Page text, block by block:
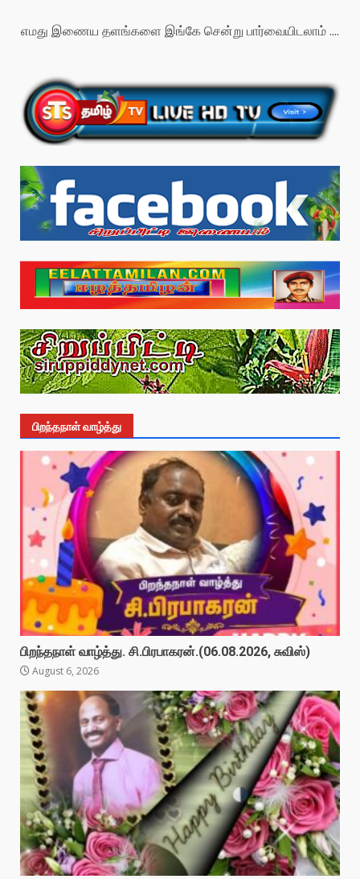
எமது இணைய தளங்களை இங்கே சென்று பார்வையிடலாம் ....
பிறந்தநாள் வாழ்த்து
பிறந்தநாள் வாழ்த்து. சி.பிரபாகரன்.(06.08.2026, சுவிஸ்)
August 6, 2026